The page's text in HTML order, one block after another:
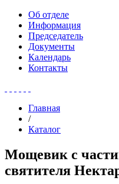
Об отделе
Информация
Председатель
Документы
Календарь
Контакты
Главная
/
Каталог
Мощевик с
святителя